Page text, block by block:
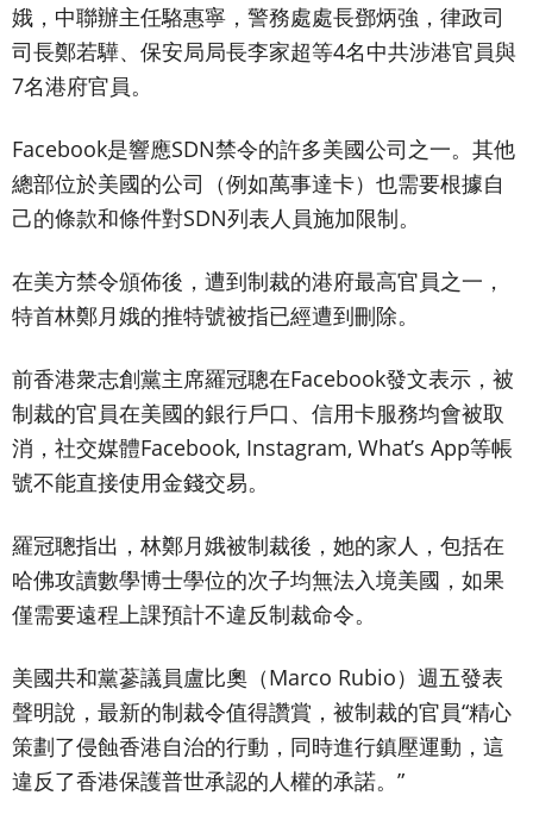
娥，中聯辦主任駱惠寧，警務處處長鄧炳強，律政司
司長鄭若驊、保安局局長李家超等4名中共涉港官員與
7名港府官員。
Facebook是響應SDN禁令的許多美國公司之一。其他
總部位於美國的公司（例如萬事達卡）也需要根據自
己的條款和條件對SDN列表人員施加限制。
在美方禁令頒佈後，遭到制裁的港府最高官員之一，
特首林鄭月娥的推特號被指已經遭到刪除。
前香港衆志創黨主席羅冠聰在Facebook發文表示，被
制裁的官員在美國的銀行戶口、信用卡服務均會被取
消，社交媒體Facebook, Instagram, What’s App等帳
號不能直接使用金錢交易。
羅冠聰指出，林鄭月娥被制裁後，她的家人，包括在
哈佛攻讀數學博士學位的次子均無法入境美國，如果
僅需要遠程上課預計不違反制裁命令。
美國共和黨蔘議員盧比奧（Marco Rubio）週五發表
聲明說，最新的制裁令值得讚賞，被制裁的官員“精心
策劃了侵蝕香港自治的行動，同時進行鎮壓運動，這
違反了香港保護普世承認的人權的承諾。”